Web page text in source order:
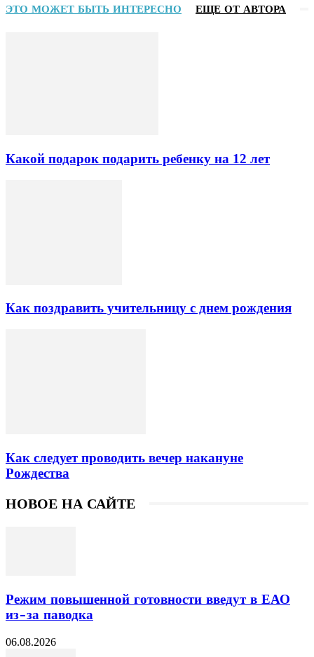
ЭТО МОЖЕТ БЫТЬ ИНТЕРЕСНО ЕЩЕ ОТ АВТОРА
Какой подарок подарить ребенку на 12 лет
Как поздравить учительницу с днем рождения
Как следует проводить вечер накануне
Рождества
НОВОЕ НА САЙТЕ
Режим повышенной готовности введут в ЕАО
из-за паводка
06.08.2026